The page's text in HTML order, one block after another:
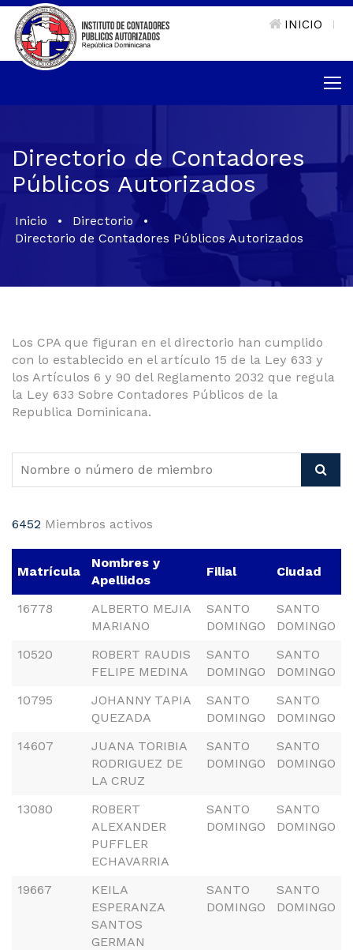
INICIO
Directorio de Contadores
Públicos Autorizados
Inicio • Directorio
•
Directorio de Contadores Públicos Autorizados
Los CPA que figuran en el directorio han cumplido
con lo establecido en el artículo 15 de la Ley 633 y
los Artículos 6 y 90 del Reglamento 2032 que regula
la Ley 633 Sobre Contadores Públicos de la
Republica Dominicana.
6452 Miembros activos
Matrícula
Nombres y
Apellidos
Filial Ciudad
16778
ALBERTO MEJIA
MARIANO
SANTO
DOMINGO
SANTO
DOMINGO
10520
ROBERT RAUDIS
FELIPE MEDINA
SANTO
DOMINGO
SANTO
DOMINGO
10795
JOHANNY TAPIA
QUEZADA
SANTO
DOMINGO
SANTO
DOMINGO
14607
JUANA TORIBIA
RODRIGUEZ DE
LA CRUZ
SANTO
DOMINGO
SANTO
DOMINGO
13080
ROBERT
ALEXANDER
PUFFLER
ECHAVARRIA
SANTO
DOMINGO
SANTO
DOMINGO
19667
KEILA
ESPERANZA
SANTOS
GERMAN
SANTO
DOMINGO
SANTO
DOMINGO